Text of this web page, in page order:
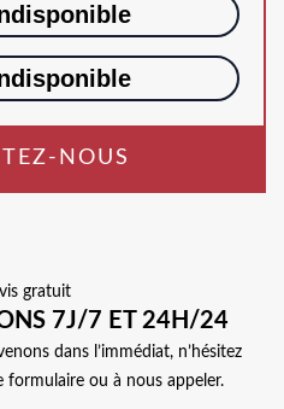
NOUS
7J/7 ET 24H/24
dans l’immédiat, n’hésitez
formulaire ou à nous appeler.